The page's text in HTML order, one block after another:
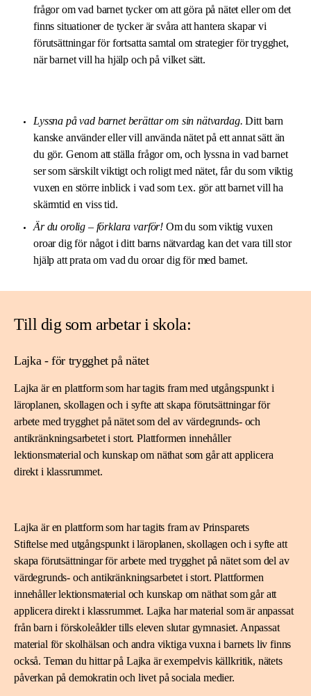
frågor om vad barnet tycker om att göra på nätet eller om det
finns situationer de tycker är svåra att hantera skapar vi
förutsättningar för fortsatta samtal om strategier för trygghet,
när barnet vill ha hjälp och på vilket sätt.
Lyssna på vad barnet berättar om sin nätvardag.Ditt barn
kanske använder eller vill använda nätet på ett annat sätt än
du gör. Genom att ställa frågor om, och lyssna in vad barnet
ser som särskilt viktigt och roligt med nätet, får du som viktig
vuxen en större inblick i vad som t.ex. gör att barnet vill ha
skärmtid en viss tid.
Är du orolig – förklara varför! Om du som viktig vuxen
oroar dig för något i ditt barns nätvardag kan det vara till stor
hjälp att prata om vad du oroar dig för med barnet.
Till dig som arbetar i skola:
Lajka - för trygghet på nätet
Lajka är en plattform som har tagits fram med utgångspunkt i
läroplanen, skollagen och i syfte att skapa förutsättningar för
arbete med trygghet på nätet som del av värdegrunds- och
antikränkningsarbetet i stort. Plattformen innehåller
lektionsmaterial och kunskap om näthat som går att applicera
direkt i klassrummet.
Lajka är en plattform som har tagits fram av Prinsparets
Stiftelse med utgångspunkt i läroplanen, skollagen och i syfte att
skapa förutsättningar för arbete med trygghet på nätet som del av
värdegrunds- och antikränkningsarbetet i stort. Plattformen
innehåller lektionsmaterial och kunskap om näthat som går att
applicera direkt i klassrummet. Lajka har material som är anpassat
från barn i förskoleålder tills eleven slutar gymnasiet. Anpassat
material för skolhälsan och andra viktiga vuxna i barnets liv finns
också. Teman du hittar på Lajka är exempelvis källkritik, nätets
påverkan på demokratin och livet på sociala medier.